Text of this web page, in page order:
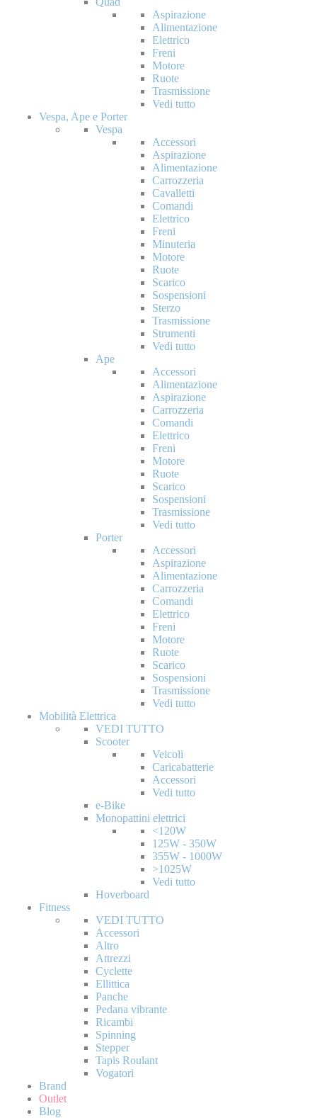
Aspirazione
Alimentazione
Elettrico
Freni
Motore
Ruote
Trasmissione
Vedi tutto
Vespa, Ape e Porter
Vespa
Accessori
Aspirazione
Alimentazione
Carrozzeria
Cavalletti
Comandi
Elettrico
Freni
Minuteria
Motore
Ruote
Scarico
Sospensioni
Sterzo
Trasmissione
Strumenti
Vedi tutto
Ape
Accessori
Alimentazione
Aspirazione
Carrozzeria
Comandi
Elettrico
Freni
Motore
Ruote
Scarico
Sospensioni
Trasmissione
Vedi tutto
Porter
Accessori
Aspirazione
Alimentazione
Carrozzeria
Comandi
Elettrico
Freni
Motore
Ruote
Scarico
Sospensioni
Trasmissione
Vedi tutto
Mobilità Elettrica
VEDI TUTTO
Scooter
Veicoli
Caricabatterie
Accessori
Vedi tutto
e-Bike
Monopattini elettrici
<120W
125W - 350W
355W - 1000W
>1025W
Vedi tutto
Hoverboard
Fitness
VEDI TUTTO
Accessori
Altro
Attrezzi
Cyclette
Ellittica
Panche
Pedana vibrante
Ricambi
Spinning
Stepper
Tapis Roulant
Vogatori
Brand
Outlet
Blog